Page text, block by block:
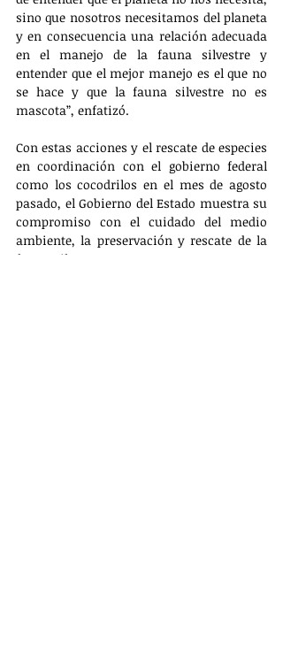
sino que nosotros necesitamos del planeta
y en consecuencia una relación adecuada
en el manejo de la fauna silvestre y
entender que el mejor manejo es el que no
se hace y que la fauna silvestre no es
mascota”, enfatizó.
Con estas acciones y el rescate de especies
en coordinación con el gobierno federal
como los cocodrilos en el mes de agosto
pasado, el Gobierno del Estado muestra su
compromiso con el cuidado del medio
ambiente, la preservación y rescate de la
fauna silvestre.